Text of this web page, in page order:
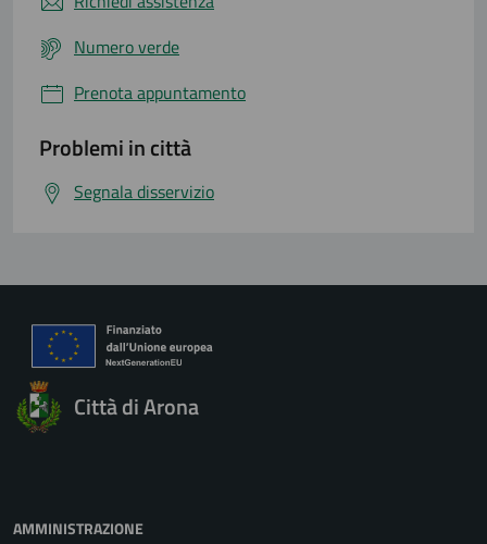
Numero verde
Prenota appuntamento
Problemi in città
Segnala disservizio
Città di Arona
AMMINISTRAZIONE